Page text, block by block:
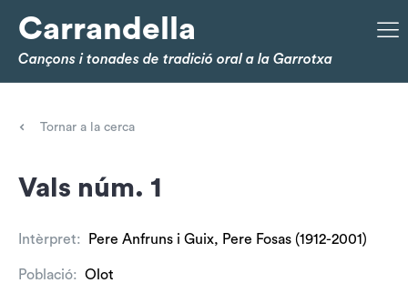
Carrandella
Cançons i tonades de tradició oral a la Garrotxa
Tornar a la cerca
Vals núm. 1
Intèrpret: Pere Anfruns i Guix, Pere Fosas (1912-2001)
Població: Olot